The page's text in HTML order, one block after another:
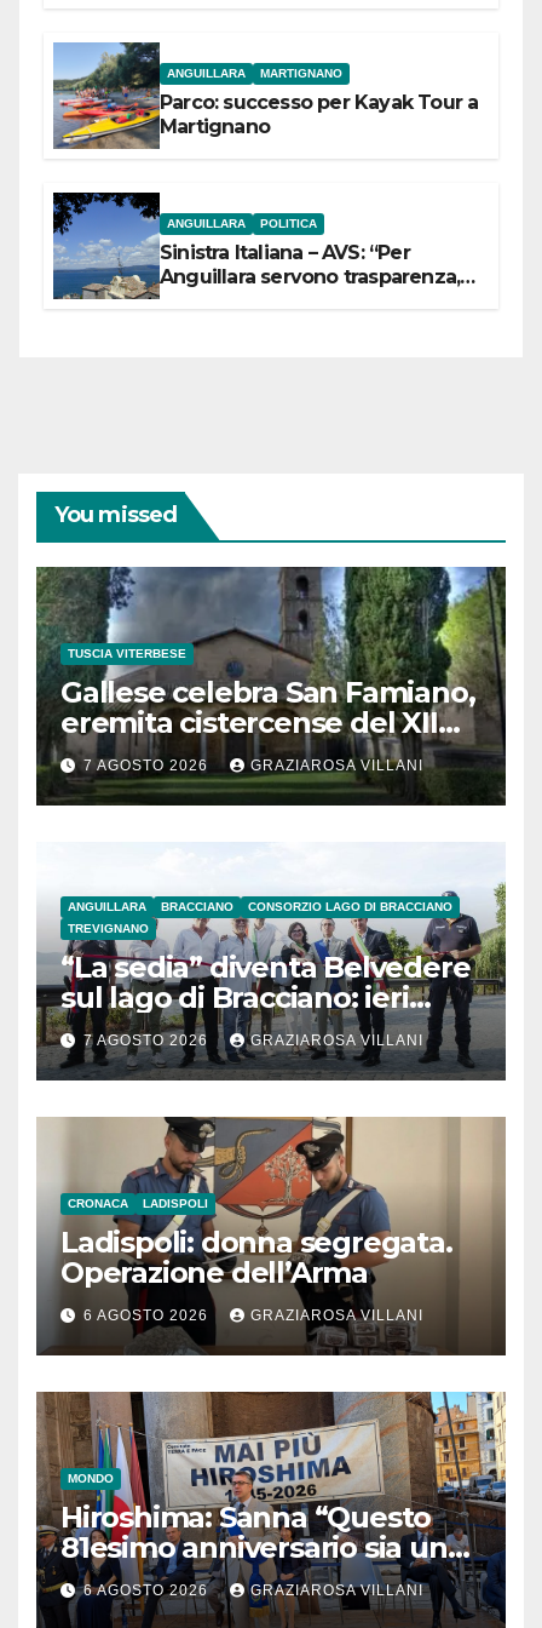
ANGUILLARA MARTIGNANO
Parco: successo per Kayak Tour a
Martignano
ANGUILLARA POLITICA
Sinistra Italiana – AVS: “Per
Anguillara servono trasparenza,
You missed
TUSCIA VITERBESE
Gallese celebra San Famiano,
eremita cistercense del XII
secolo
7 AGOSTO 2026 GRAZIAROSA VILLANI
ANGUILLARA BRACCIANO
CONSORZIO LAGO DI BRACCIANO
TREVIGNANO
“La sedia” diventa Belvedere
sul lago di Bracciano: ieri
l’inaugurazione
7 AGOSTO 2026 GRAZIAROSA VILLANI
CRONACA LADISPOLI
Ladispoli: donna segregata.
Operazione dell’Arma
6 AGOSTO 2026 GRAZIAROSA VILLANI
MONDO
Hiroshima: Sanna “Questo
81esimo anniversario sia un
monito per tutti”
6 AGOSTO 2026 GRAZIAROSA VILLANI